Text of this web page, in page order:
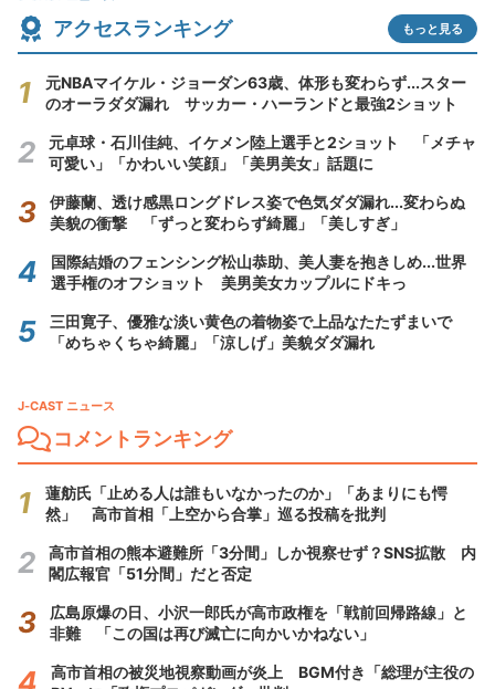
アクセスランキング もっと見る
元NBAマイケル・ジョーダン63歳、体形も変わらず...スター
のオーラダダ漏れ サッカー・ハーランドと最強2ショット
元卓球・石川佳純、イケメン陸上選手と2ショット 「メチャ
可愛い」「かわいい笑顔」「美男美女」話題に
伊藤蘭、透け感黒ロングドレス姿で色気ダダ漏れ...変わらぬ
美貌の衝撃 「ずっと変わらず綺麗」「美しすぎ」
国際結婚のフェンシング松山恭助、美人妻を抱きしめ...世界
選手権のオフショット 美男美女カップルにドキっ
三田寛子、優雅な淡い黄色の着物姿で上品なたたずまいで
「めちゃくちゃ綺麗」「涼しげ」美貌ダダ漏れ
J-CAST ニュース
コメントランキング
蓮舫氏「止める人は誰もいなかったのか」「あまりにも愕
然」 高市首相「上空から合掌」巡る投稿を批判
高市首相の熊本避難所「3分間」しか視察せず？SNS拡散 内
閣広報官「51分間」だと否定
広島原爆の日、小沢一郎氏が高市政権を「戦前回帰路線」と
非難 「この国は再び滅亡に向かいかねない」
高市首相の被災地視察動画が炎上 BGM付き「総理が主役の